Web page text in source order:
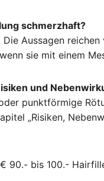
schmerzhaft?
Die Aussagen
sie mit einem
und
punktförmige
„Risiken,
90.- bis 100.-